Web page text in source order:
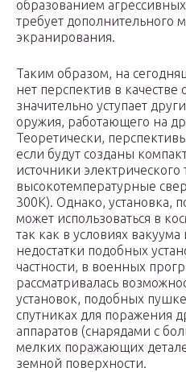
образованием
требует дополнительного
экранирования.
Таким образом, на
нет перспектив в качестве
значительно уступает
оружия, работающего на
Теоретически,
если будут созданы
источники электрического
высокотемпературные
300К). Однако, установка,
может использоваться в
так как в условиях
недостатки подобных
частности, в военных
рассматривалась
установок, подобных
спутниках для поражения
аппаратов (снарядами с
мелких поражающих
земной поверхности.